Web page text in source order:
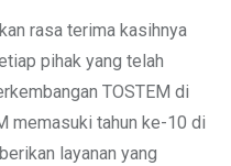
rasa terima kasihnya
pihak yang telah
TOSTEM di
memasuki tahun ke-10 di
layanan yang